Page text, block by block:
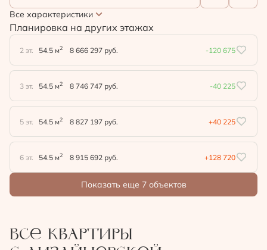
Все характеристики
Планировка на других этажах
2 эт. 54.5 м2 8 666 297 руб. -120 675
3 эт. 54.5 м2 8 746 747 руб. -40 225
5 эт. 54.5 м2 8 827 197 руб. +40 225
6 эт. 54.5 м2 8 915 692 руб. +128 720
Показать еще 7 объектов
Все квартиры